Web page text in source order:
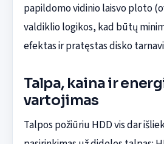
papildomo vidinio laisvo ploto
valdiklio logikos, kad būtų
efektas ir pratęstas disko
Talpa, kaina ir
vartojimas
Talpos požiūriu HDD vis dar